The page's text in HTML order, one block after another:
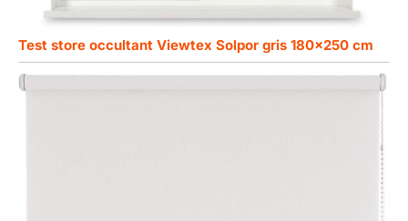
Test store occultant Viewtex Solpor gris 180×250 cm